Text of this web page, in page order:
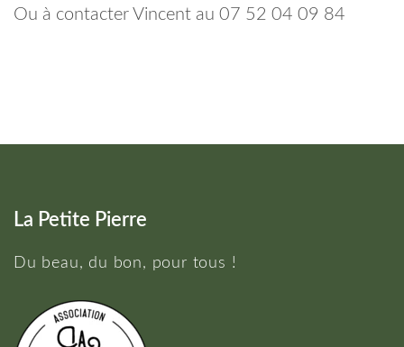
Ou à contacter Vincent au 07 52 04 09 84
La Petite Pierre
Du beau, du bon, pour tous !